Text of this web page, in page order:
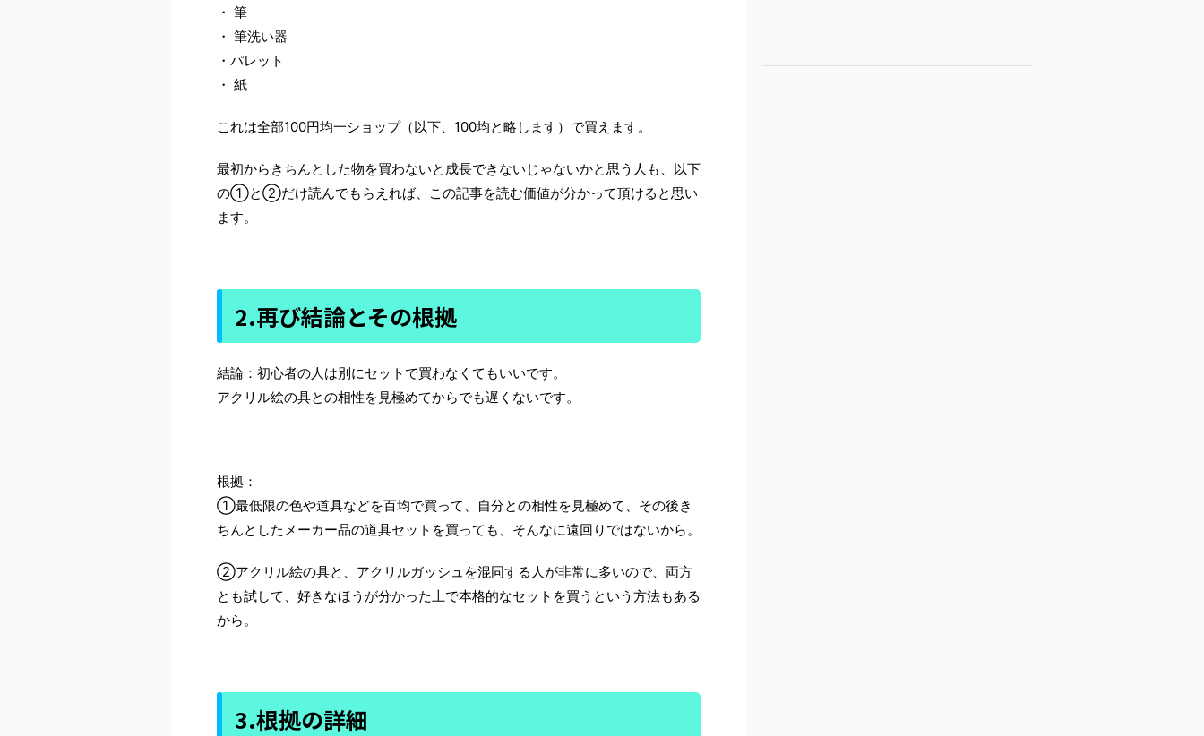
・ 筆
・ 筆洗い器
・パレット
・ 紙
これは全部100円均一ショップ（以下、100均と略します）で買えます。
最初からきちんとした物を買わないと成長できないじゃないかと思う人も、以下
の①と②だけ読んでもらえれば、この記事を読む価値が分かって頂けると思い
ます。
2.再び結論とその根拠
結論：初心者の人は別にセットで買わなくてもいいです。
アクリル絵の具との相性を見極めてからでも遅くないです。
根拠：
①最低限の色や道具などを百均で買って、自分との相性を見極めて、その後き
ちんとしたメーカー品の道具セットを買っても、そんなに遠回りではないから。
②アクリル絵の具と、アクリルガッシュを混同する人が非常に多いので、両方
とも試して、好きなほうが分かった上で本格的なセットを買うという方法もある
から。
3.根拠の詳細